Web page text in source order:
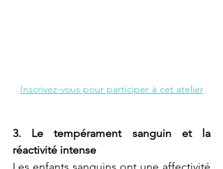
Inscrivez-vous pour participer à cet atelier
3. Le tempérament sanguin et la
réactivité intense